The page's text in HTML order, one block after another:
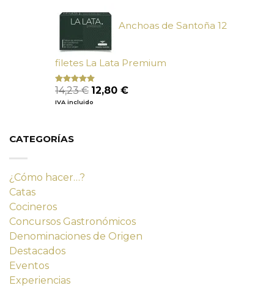
Anchoas de Santoña 12
filetes La Lata Premium
Valorado
con
de 5
14,23€ El
precio
12,80 €El
IVA incluido
CATEGORÍAS
¿Cómo hacer…?
Catas
Cocineros
Concursos Gastronómicos
Denominaciones de Origen
Destacados
Eventos
Experiencias